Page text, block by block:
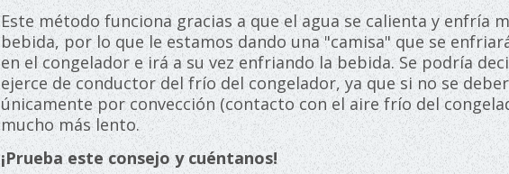
Este método funciona gracias a que el agua se calienta y enfría
bebida, por lo que le estamos dando una "camisa" que se
en el congelador e irá a su vez enfriando la bebida. Se podría
ejerce de conductor del frío del congelador, ya que si no se
únicamente por convección (contacto con el aire frío del
mucho más lento.
¡Prueba este consejo y cuéntanos!